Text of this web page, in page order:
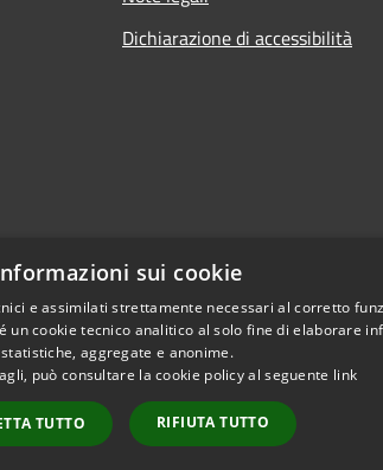
Dichiarazione di accessibilità
Copyright © 2021 •
sui cookie
e assimilati strettamente necessari al corretto
un cookie tecnico analitico al solo fine di elaborare
statistiche, aggregate e anonime.
può consultare la cookie policy al seguente link
TUTTO RIFIUTA TUTTO